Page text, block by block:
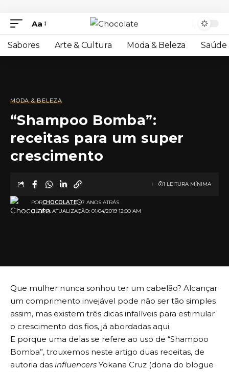
Aa
Sabores Arte & Cultura Moda & Beleza Saúde
MODA & BELEZA
“Shampoo Bomba”:
receitas para um super
crescimento
ULTIMA ATUALIZAÇÃO: 01/04/2019 12:00 AM
PORCHOCOLATE 7 ANOS ATRÁS
1 LEITURA MÍNIMA
Que mulher nunca sonhou ter um cabelão? Alcançar
um comprimento invejável pode não ser tão simples
assim, mas existem três dicas infalíveis para estimular
o crescimento dos fios, já abordadas aqui.
E porque uma delas se refere ao uso de “Shampoo
Bomba”, trouxemos neste artigo duas receitas, de
autoria das influencers Yokana Cruz (dona do blogue